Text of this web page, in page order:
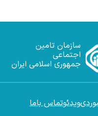
سازمان تامین
اجتماعی
جمهوری اسلامی ایران
ویدئوتماس باما